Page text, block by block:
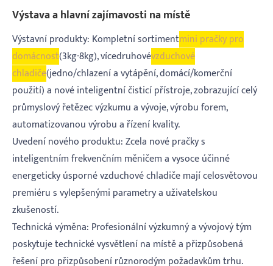
Výstava a hlavní zajímavosti na místě
Výstavní produkty: Kompletní sortimentmini pračky pro
domácnost(3kg-8kg), vícedruhovévzduchové
chladiče(jedno/chlazení a vytápění, domácí/komerční
použití) a nové inteligentní čisticí přístroje, zobrazující celý
průmyslový řetězec výzkumu a vývoje, výrobu forem,
automatizovanou výrobu a řízení kvality.
Uvedení nového produktu: Zcela nové pračky s
inteligentním frekvenčním měničem a vysoce účinné
energeticky úsporné vzduchové chladiče mají celosvětovou
premiéru s vylepšenými parametry a uživatelskou
zkušeností.
Technická výměna: Profesionální výzkumný a vývojový tým
poskytuje technické vysvětlení na místě a přizpůsobená
řešení pro přizpůsobení různorodým požadavkům trhu.